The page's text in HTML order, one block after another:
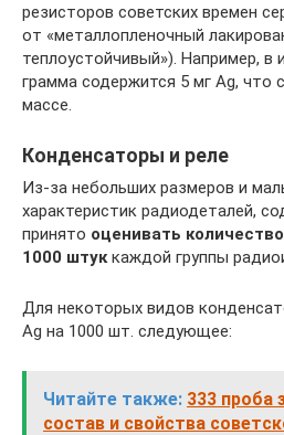
резисторов советских времен
от «металлопленочный
теплоустойчивый»). Например,
грамма содержится 5 мг Ag, что
массе.
Конденсаторы и реле
Из-за небольших размеров и
характеристик радиодеталей,
принято оценивать
1000 штуккаждой группы
Для некоторых видов
Ag на 1000 шт. следующее:
Читайте также: 333 проба
состав и свойства